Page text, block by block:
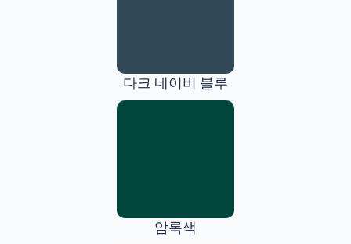
다크 네이비 블루
암록색